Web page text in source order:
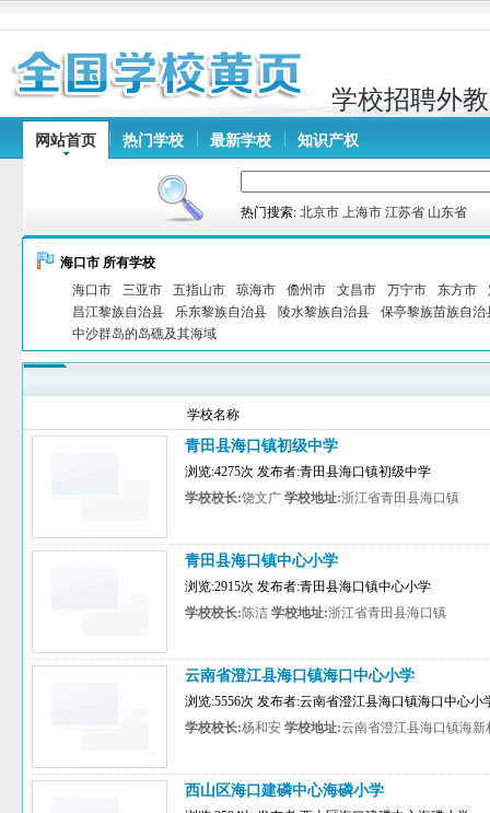
学校招聘外教
网站首页 热门学校 最新学校 知识产权
热门搜索: 北京市 上海市 江苏省 山东省
海口市 所有学校
海口市
三亚市 五指山市 琼海市 儋州市 文昌市 万宁市 东方市
昌江黎族自治县
乐东黎族自治县 陵水黎族自治县
保亭黎族苗族自治
中沙群岛的岛礁及其海域
学校名称
青田县海口镇初级中学
浏览:4275次 发布者:青田县海口镇初级中学
学校校长:饶文广 学校地址:浙江省青田县海口镇
青田县海口镇中心小学
浏览:2915次 发布者:青田县海口镇中心小学
学校校长:陈洁 学校地址:浙江省青田县海口镇
云南省澄江县海口镇海口中心小学
浏览:5556次 发布者:云南省澄江县海口镇海口中心小
学校校长:杨和安 学校地址:云南省澄江县海口镇海新
西山区海口建磷中心海磷小学